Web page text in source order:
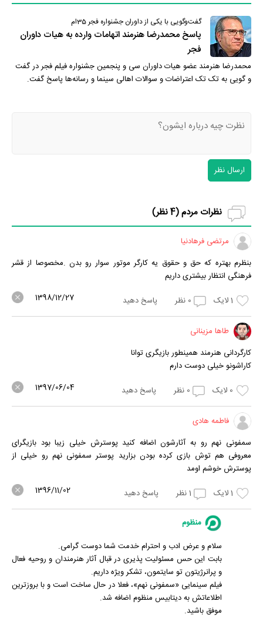
گفت‌و‌گویی با یکی از داوران جشنواره فجر 35ام
پاسخ محمدرضا هنرمند اتهامات وارده به هیات داوران
فجر
محمدرضا هنرمند عضو هیات داوران سی و پنجمین جشنواره فیلم فجر در گفت
و گویی به تک تک اعتراضات و سوالات اهالی سینما و رسانه‌ها پاسخ گفت.
ارسال نظر
نظرات مردم (4نظر)
مرتضی فرهادنیا
بنظرم بهتره که حق و حقوق یه کارگر موتور سوار رو بدن .مخصوصا از قشر
فرهنگی انتظار بیشتری داریم
1لایک 0 نظر پاسخ دهید 1398/12/27
طاها مزینانی
کارگردانی هنرمند همینطور بازیگری توانا
کاراشونو خیلی دوست دارم
0 لایک 0 نظر پاسخ دهید 1397/06/04
فاطمه هادی
سمفونی نهم رو به آثارشون اضافه کنید پوسترش خیلی زیبا بود بازیگرای
معروفی هم توش بازی کرده بودن بزارید پوستر سمفونی نهم رو خیلی از
پوسترش خوشم اومد
1لایک 1نظر پاسخ دهید 1396/11/02
منظوم
سلام و عرض ادب و احترام خدمت شما دوست گرامی.
بابت این حس مسئولیت پذیری در قبال آثار هنرمندان و روحیه فعال
و پرانرژیتون تو سایتمون، تشکر ویژه داریم.
فیلم سینمایی «سمفونی نهم»، فعلا در حال ساخت است و با بروزترین
اطلاعاتش به دیتابیس منظوم اضافه شد.
موفق باشید.